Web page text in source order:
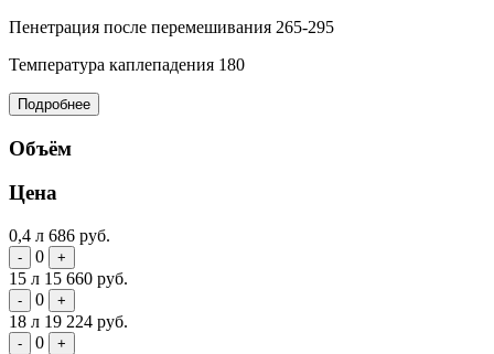
Пенетрация после перемешивания 265-295
Температура каплепадения 180
Подробнее
Объём
Цена
0,4 л 686 руб.
- 0 +
15 л 15 660 руб.
- 0 +
18 л 19 224 руб.
- 0 +